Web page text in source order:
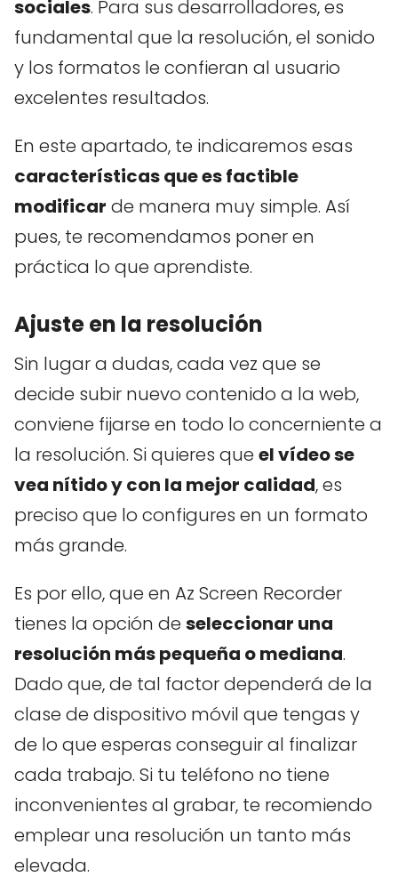
sociales. Para sus desarrolladores, es
fundamental que la resolución, el sonido
y los formatos le confieran al usuario
excelentes resultados.
En este apartado, te indicaremos esas
características que es factible
modificar de manera muy simple. Así
pues, te recomendamos poner en
práctica lo que aprendiste.
Ajuste en la resolución
Sin lugar a dudas, cada vez que se
decide subir nuevo contenido a la web,
conviene fijarse en todo lo concerniente a
la resolución. Si quieres que el vídeo se
vea nítido y con la mejor calidad, es
preciso que lo configures en un formato
más grande.
Es por ello, que en Az Screen Recorder
tienes la opción de seleccionar una
resolución más pequeña o mediana.
Dado que, de tal factor dependerá de la
clase de dispositivo móvil que tengas y
de lo que esperas conseguir al finalizar
cada trabajo. Si tu teléfono no tiene
inconvenientes al grabar, te recomiendo
emplear una resolución un tanto más
elevada.